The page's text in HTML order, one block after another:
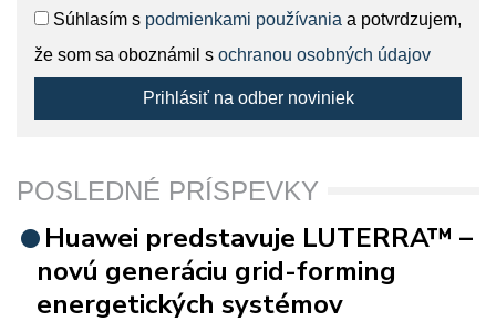
Súhlasím s podmienkami používania a potvrdzujem,
že som sa oboznámil s ochranou osobných údajov
Prihlásiť na odber noviniek
POSLEDNÉ PRÍSPEVKY
Huawei predstavuje LUTERRA™ –
novú generáciu grid-forming
energetických systémov